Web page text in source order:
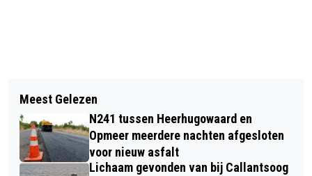
ALKMAARSE SCHOLEN STRIJDEN
TEGEN ELEKTRONISCH AFVAL
KOMENDE ZATERDAG OPEN DAG IN
KAESKOPPEN-LOODS
Meest Gelezen
N241 tussen Heerhugowaard en
Opmeer meerdere nachten afgesloten
voor nieuw asfalt
Lichaam gevonden van bij Callantsoog